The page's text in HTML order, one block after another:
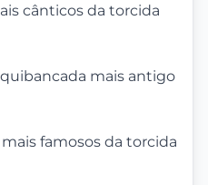
cânticos da torcida
mais antigo
famosos da torcida